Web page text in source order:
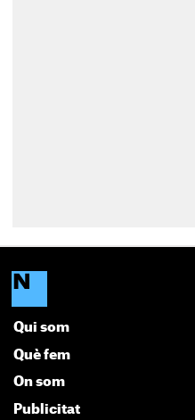
Qui som
Què fem
On som
Publicitat